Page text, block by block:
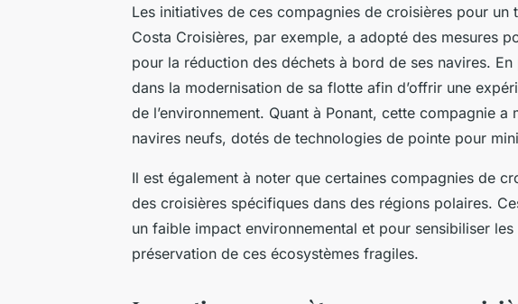
Les initiatives de ces compagnies de croisières pour un
Costa Croisières, par exemple, a adopté des mesures
pour la réduction des déchets à bord de ses navires. En
dans la modernisation de sa flotte afin d’offrir une
de l’environnement. Quant à Ponant, cette compagnie a
navires neufs, dotés de technologies de pointe pour
Il est également à noter que certaines compagnies de
des croisières spécifiques dans des régions polaires.
un faible impact environnemental et pour sensibiliser
préservation de ces écosystèmes fragiles.